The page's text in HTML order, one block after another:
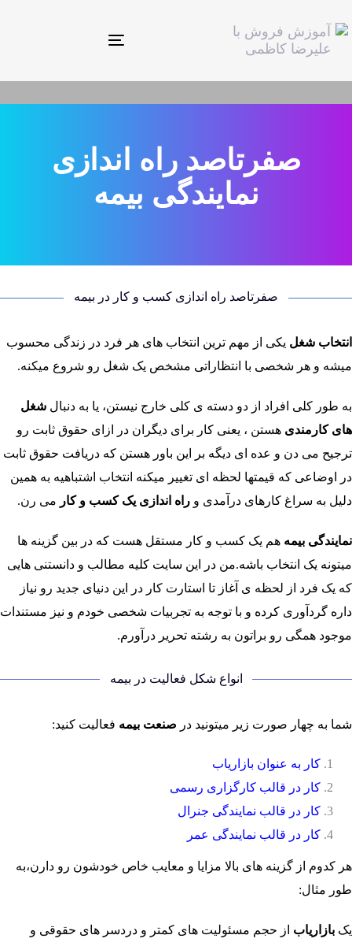
صفرتاصد راه اندازی
نمایندگی بیمه
صفرتاصد راه اندازی کسب و کار در بیمه
انتخاب شغل یکی از مهم ترین انتخاب های هر فرد در زندگی محسوب
میشه و هر شخصی با انتظاراتی مشخص یک شغل رو شروع میکنه.
به طور کلی افراد از دو دسته ی کلی خارج نیستن، یا به دنبال شغل
های کارمندی هستن ، یعنی کار برای دیگران در ازای حقوق ثابت رو
ترجیح می دن و عده ای دیگه بر این باور هستن که دریافت حقوق ثابت
در اوضاعی که قیمتها لحظه ای تغییر میکنه انتخاب اشتباهیه به همین
دلیل به سراغ کارهای درآمدی و راه اندازی یک کسب و کار می رن.
نمایندگی بیمه هم یک کسب و کار مستقل هست که در بین گزینه ها
میتونه یک انتخاب باشه.من در این سایت کلیه مطالب و دانستنی هایی
که یک فرد از لحظه ی آغاز تا استارت کار در این دنیای جدید رو نیاز
داره گردآوری کرده و با توجه به تجربیات شخصی خودم و نیز مستندات
موجود همگی رو براتون به رشته تحریر درآورم.
انواع شکل فعالیت در بیمه
شما به چهار صورت زیر میتونید در صنعت بیمه فعالیت کنید:
کار به عنوان بازاریاب
کار در قالب کارگزاری رسمی
کار در قالب نمایندگی جنرال
کار در قالب نمایندگی عمر
هر کدوم از گزینه های بالا مزایا و معایب خاص خودشون رو دارن،به
طور مثال:
یک بازاریاب از حجم مسئولیت های کمتر و دردسر های حقوقی و